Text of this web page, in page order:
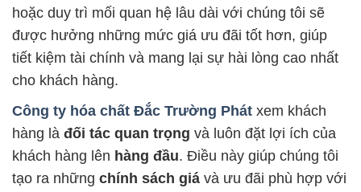
hoặc duy trì mối quan hệ lâu dài với chúng tôi sẽ
được hưởng những mức giá ưu đãi tốt hơn, giúp
tiết kiệm tài chính và mang lại sự hài lòng cao nhất
cho khách hàng.
Công ty hóa chất Đắc Trường Phát xem khách
hàng là đối tác quan trọng và luôn đặt lợi ích của
khách hàng lên hàng đầu. Điều này giúp chúng tôi
tạo ra những chính sách giá và ưu đãi phù hợp với